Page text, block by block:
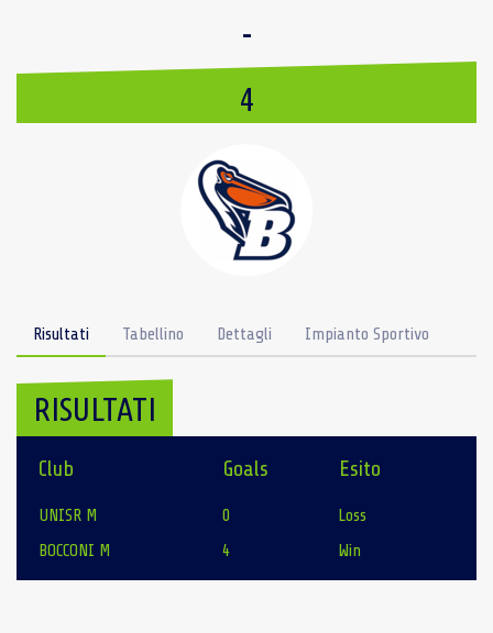
-
4
Risultati Tabellino Dettagli Impianto Sportivo
RISULTATI
Club Goals Esito
UNISR M 0
Loss
BOCCONI M
4 Win